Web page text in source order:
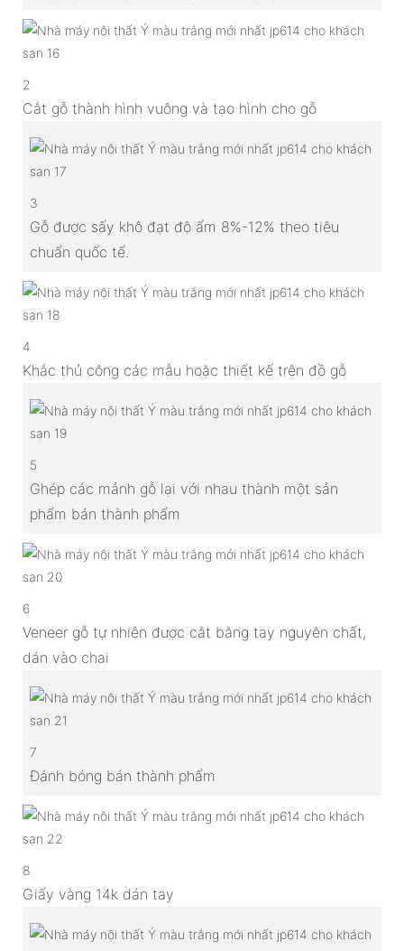
2
Cắt gỗ thành hình vuông và tạo hình cho gỗ
3
Gỗ được sấy khô đạt độ ẩm 8%-12% theo tiêu
chuẩn quốc tế.
4
Khắc thủ công các mẫu hoặc thiết kế trên đồ gỗ
5
Ghép các mảnh gỗ lại với nhau thành một sản
phẩm bán thành phẩm
6
Veneer gỗ tự nhiên được cắt bằng tay nguyên chất,
dán vào chai
7
Đánh bóng bán thành phẩm
8
Giấy vàng 14k dán tay